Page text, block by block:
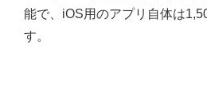
能で、iOS用のアプリ自体は
す。